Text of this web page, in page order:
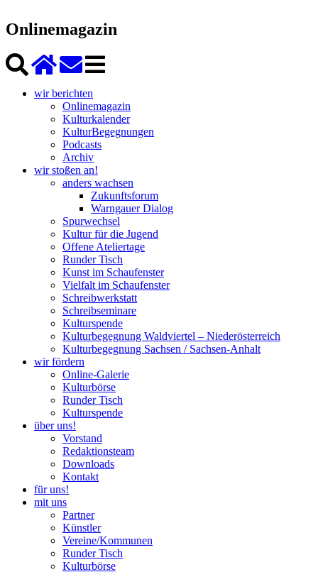
Onlinemagazin
wir berichten
Onlinemagazin
Kulturkalender
KulturBegegnungen
Podcasts
Archiv
wir stoßen an!
anders wachsen
Zukunftsforum
Warngauer Dialog
Spurwechsel
Kultur für die Jugend
Offene Ateliertage
Runder Tisch
Kunst im Schaufenster
Vielfalt im Schaufenster
Schreibwerkstatt
Schreibseminare
Kulturspende
Kulturbegegnung Waldviertel – Niederösterreich
Kulturbegegnung Sachsen / Sachsen-Anhalt
wir fördern
Online-Galerie
Kulturbörse
Runder Tisch
Kulturspende
über uns!
Vorstand
Redaktionsteam
Downloads
Kontakt
für uns!
mit uns
Partner
Künstler
Vereine/Kommunen
Runder Tisch
Kulturbörse